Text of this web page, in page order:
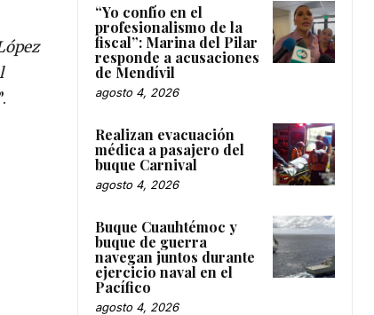
“Yo confío en el
profesionalismo de la
fiscal”: Marina del Pilar
responde a acusaciones
de Mendívil
agosto 4, 2026
Realizan evacuación
médica a pasajero del
buque Carnival
agosto 4, 2026
Buque Cuauhtémoc y
buque de guerra
navegan juntos durante
ejercicio naval en el
Pacífico
agosto 4, 2026